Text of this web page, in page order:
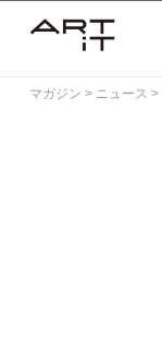
マガジン > ニュース >